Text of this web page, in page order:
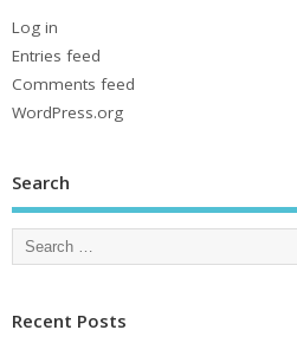
Log in
Entries feed
Comments feed
WordPress.org
Search
Recent Posts